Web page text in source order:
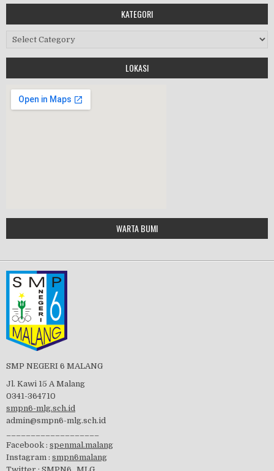
Workshop Perangkat 2019
HALAL BIHALAL
Tes Matrikulasi 2019
visitasi PPK 2019
KATEGORI
Kategori
LOKASI
Google Maps Generator by
embedgooglemap.net
WARTA BUMI
SMP NEGERI 6 MALANG
Jl. Kawi 15 A Malang
0341-364710
smpn6-mlg.sch.id
admin@smpn6-mlg.sch.id
Facebook : spenmal.malang
Instagram : smpn6malang